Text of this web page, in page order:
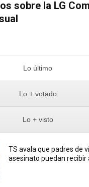
sobre la LG
Lo último
Lo + votado
Lo + visto
TS avala que padres de
asesinato puedan recibir